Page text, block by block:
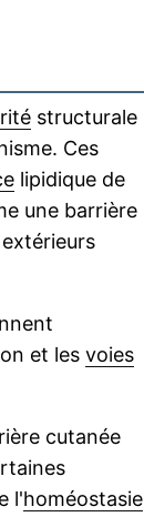
structurale
Ces
lipidique de
une barrière
et les voies
cutanée
l'homéostasie